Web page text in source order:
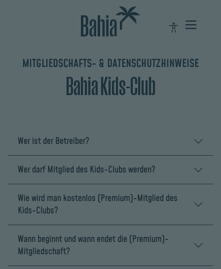
MITGLIEDSCHAFTS- & DATENSCHUTZHINWEISE
Bahia Kids-Club
Wer ist der Betreiber?
Wer darf Mitglied des Kids-Clubs werden?
Wie wird man kostenlos (Premium)-Mitglied des
Kids-Clubs?
Wann beginnt und wann endet die (Premium)-
Mitgliedschaft?